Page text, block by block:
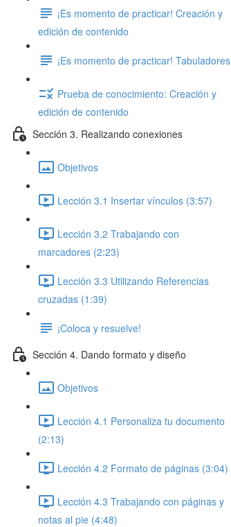
¡Es momento de practicar! Creación y
edición de contenido
¡Es momento de practicar! Tabuladores
Prueba de conocimiento: Creación y
edición de contenido
Sección 3. Realizando conexiones
Objetivos
Lección 3.1 Insertar vínculos (3:57)
Lección 3.2 Trabajando con
marcadores (2:23)
Lección 3.3 Utilizando Referencias
cruzadas (1:39)
¡Coloca y resuelve!
Sección 4. Dando formato y diseño
Objetivos
Lección 4.1 Personaliza tu documento
(2:13)
Lección 4.2 Formato de páginas (3:04)
Lección 4.3 Trabajando con páginas y
notas al pie (4:48)